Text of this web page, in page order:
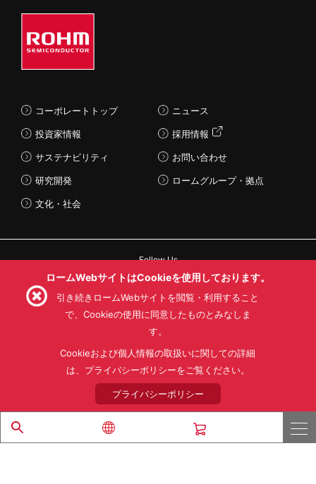
コーポレートトップ
投資家情報
サステナビリティ
研究開発
文化・社会
ニュース
採用情報
お問い合わせ
ロームグループ・拠点
Follow Us
利用目的
プライバシーポリシー
サイトマップ
ローム製品の販売に関する標準契約条件書(PDF)
© 1997 - 2026 ROHM CO., LTD. ALL RIGHTS RESERVED.
ロームWebサイトはCookieを使用しております。
引き続きロームWebサイトを閲覧・利用すること
で、Cookieの使用に同意したものとみなしま
す。
Cookieおよび個人情報の取扱いに関しての詳細
は、プライバシーポリシーをご覧ください。
プライバシーポリシー